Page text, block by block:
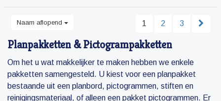
Naam aflopend 1 2 3
Planpakketten & Pictogrampakketten
Om het u wat makkelijker te maken hebben we enkele
pakketten samengesteld. U kiest voor een planpakket
bestaande uit een planbord, pictogrammen, stiften en
reinigingsmateriaal, of alleen een pakket pictogrammen. Er